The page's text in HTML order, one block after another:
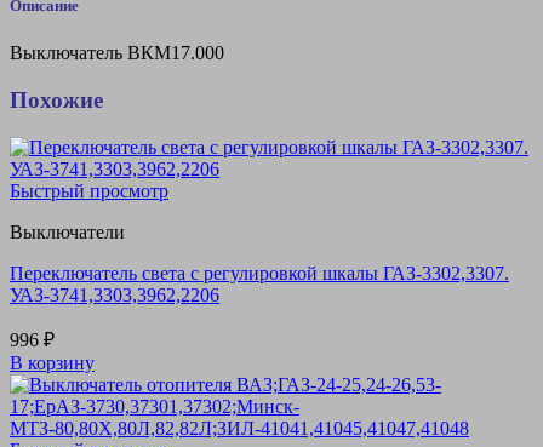
Описание
Выключатель ВКМ17.000
Похожие
Быстрый просмотр
Выключатели
Переключатель света с регулировкой шкалы ГАЗ-3302,3307.
УАЗ-3741,3303,3962,2206
996 ₽
В корзину